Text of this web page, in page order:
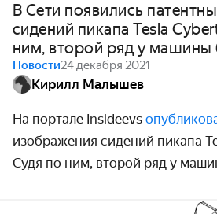
В Сети появились
сидений пикапа Tesla
ним, второй ряд у машины
Новости24 декабря 2021
Кирилл Малышев
На портале Insideevs
изображения сидений пикапа
Судя по ним, второй ряд у